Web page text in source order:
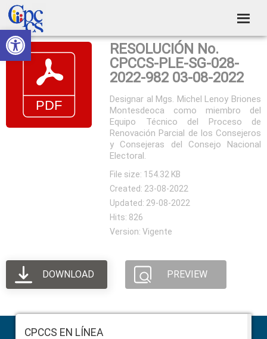
Abrir barra de herramientas
Skip
to
primary
navigation
Skip
to
main
content
Skip
to
primary
sidebar
Skip
to
footer
Consejo
de
Participación
Ciudadana
Construyendo
Poder
RESOLUCIÓN No.
CPCCS-PLE-SG-028-
2022-982 03-08-2022
Designar al Mgs. Michel Lenoy Briones
Montesdeoca como miembro del
Equipo Técnico del Proceso de
Renovación Parcial de los Consejeros
y Consejeras del Consejo Nacional
Electoral.
File size: 154.32 KB
Created: 23-08-2022
Updated: 29-08-2022
Hits: 826
Version: Vigente
DOWNLOAD PREVIEW
FooterCPCCS EN LÍNEA